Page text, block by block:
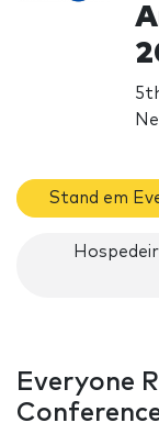
Stand em
Everyone